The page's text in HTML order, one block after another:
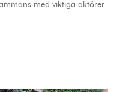
med viktiga aktörer